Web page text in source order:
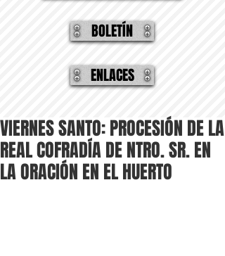
BOLETÍN
ENLACES
VIERNES SANTO: PROCESIÓN DE LA
REAL COFRADÍA DE NTRO. SR. EN
LA ORACIÓN EN EL HUERTO